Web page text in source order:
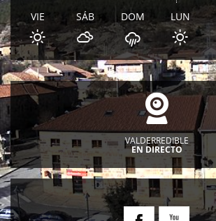
VIE SÁB DOM LUN
VALDERREDIBLE
EN DIRECTO